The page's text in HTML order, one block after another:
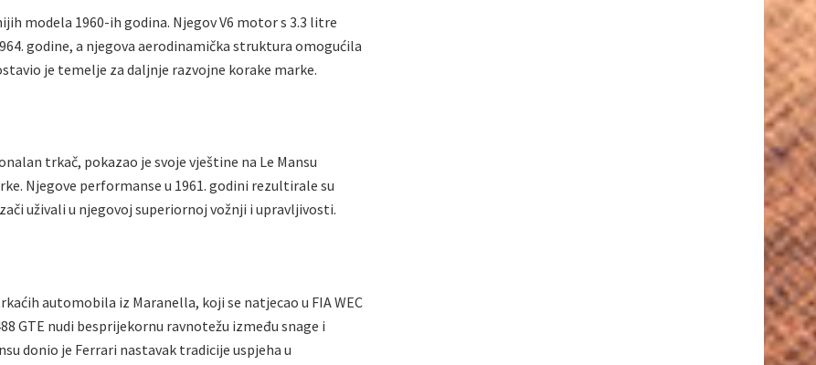
modela 1960-ih godina. Njegov V6 motor s 3.3 litre
godine, a njegova aerodinamička struktura omogućila
je temelje za daljnje razvojne korake marke.
trkač, pokazao je svoje vještine na Le Mansu
Njegove performanse u 1961. godini rezultirale su
uživali u njegovoj superiornoj vožnji i upravljivosti.
automobila iz Maranella, koji se natjecao u FIA WEC
GTE nudi besprijekornu ravnotežu između snage i
donio je Ferrari nastavak tradicije uspjeha u